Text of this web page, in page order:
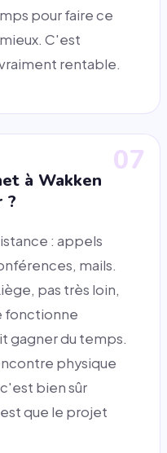
pour faire ce
C'est
rentable.
07
à Wakken
?
: appels
mails.
pas très loin,
fonctionne
gagner du temps.
physique
bien sûr
que le projet